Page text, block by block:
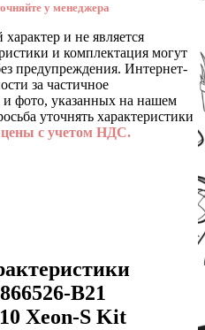
у менеджера
и не является
и комплектация могут
предупреждения. Интернет-
за частичное
и фото, указанных на нашем
уточнять характеристики
цены с учетом НДС.
B21
Xeon-S Kit